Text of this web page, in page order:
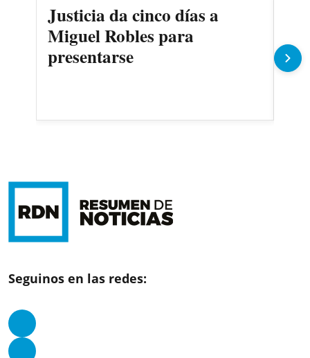
Justicia da cinco días a
Miguel Robles para
presentarse
Seguinos en las redes: